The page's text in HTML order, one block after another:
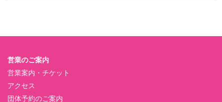
営業のご案内
営業案内・チケット
アクセス
団体予約のご案内